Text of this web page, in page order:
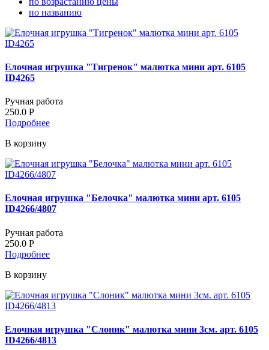
по названию
Елочная игрушка "Тигренок" малютка мини арт. 6105
ID4265
Ручная работа
250.0 Р
Подробнее
В корзину
Елочная игрушка "Белочка" малютка мини арт. 6105
ID4266/4807
Ручная работа
250.0 Р
Подробнее
В корзину
Елочная игрушка "Слоник" малютка мини 3см. арт. 6105
ID4266/4813